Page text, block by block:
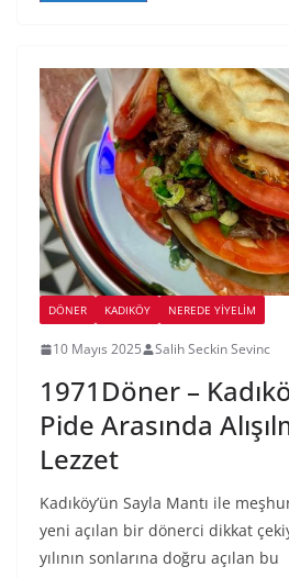
DÖNER KADIKÖY NEREDE YİYELİM
10 Mayıs 2025 Salih Seckin Sevinc
1971Döner –
Pide Arasında
Lezzet
Kadıköy’ün Sayla Mantı ile
yeni açılan bir dönerci dikkat
yılının sonlarına doğru açılan bu